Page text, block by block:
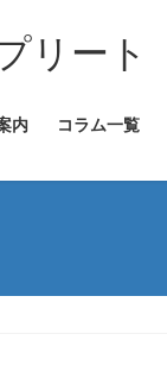
リート
内 コラム一覧